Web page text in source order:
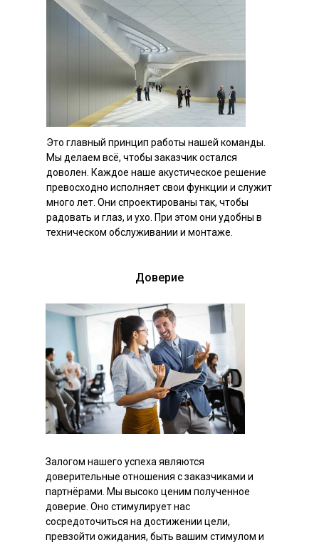
Это главный принцип работы нашей команды.
Мы делаем всё, чтобы заказчик остался
доволен. Каждое наше акустическое решение
превосходно исполняет свои функции и служит
много лет. Они спроектированы так, чтобы
радовать и глаз, и ухо. При этом они удобны в
техническом обслуживании и монтаже.
Залогом нашего успеха являются
доверительные отношения с заказчиками и
партнёрами. Мы высоко ценим полученное
доверие. Оно стимулирует нас
сосредоточиться на достижении цели,
превзойти ожидания, быть вашим стимулом и
Доверие